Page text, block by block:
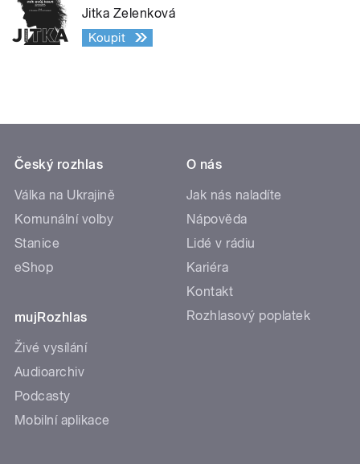
Jitka Zelenková
Koupit
Český rozhlas
Válka na Ukrajině
Komunální volby
Stanice
eShop
mujRozhlas
Živé vysílání
Audioarchiv
Podcasty
Mobilní aplikace
O nás
Jak nás naladíte
Nápověda
Lidé v rádiu
Kariéra
Kontakt
Rozhlasový poplatek